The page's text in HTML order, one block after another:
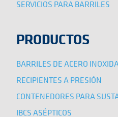
SERVICIOS PARA BARRILES
PRODUCTOS
BARRILES DE ACERO
RECIPIENTES A PRESIÓN
CONTENEDORES PARA
IBCS ASÉPTICOS